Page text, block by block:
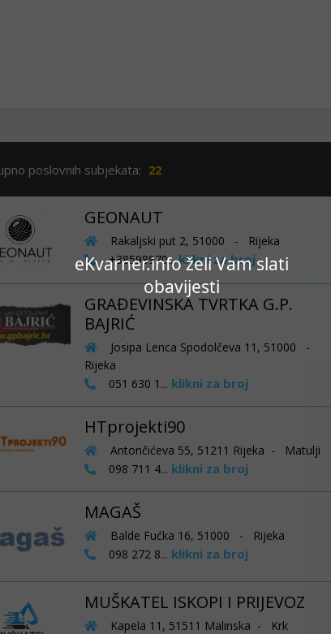
eKvarner.info želi Vam slati
obavijesti
poslovnih subjekata: 22
GEONAUT
Rakaljski put 2, 51000 - Rijeka
+38598970...klikni za broj
GRAĐEVINSKA TVRTKA G.P.
BAJRIĆ
Josipa Lenca Spodolčeva 11, 51000 -
Rijeka
051 630 1... klikni za broj
HTprojekti90
Antončićeva 55, 51211 Rijeka - Matulji
098 711 4... klikni za broj
MAGAŠ
Balde Fućka 16, 51000 - Rijeka
098 272 8... klikni za broj
MUŠKATEL ISKOPI I PRIJEVOZ
Kapela 11, 51511 Malinska - Krk